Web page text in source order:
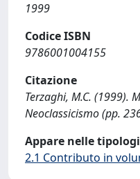
1999
Codice ISBN
9786001004155
Citazione
Terzaghi, M.C. (1999).
Neoclassicismo (pp.
Appare nelle
2.1 Contributo in